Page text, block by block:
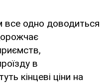
все одно доводиться
в
кінцеві ціни на